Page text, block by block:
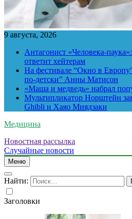
9 августа, 2026
Антагонист «Человека-
ответит хейтерам
На фестивале “Окно в
по-детски” Анны Матисон
«Маша и медведь» набрал
Мультипликатор Норштейн
Ghibli и Хаяо Миядзаки
Медицина
Новостная рассылка
Случайные новости
Меню
Найти:
Заголовки